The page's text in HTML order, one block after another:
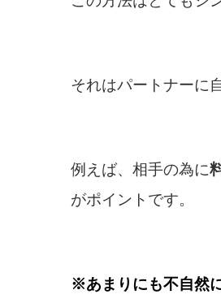
それはパートナーに
例えば、相手の為に
がポイントです。
※あまりにも不自然